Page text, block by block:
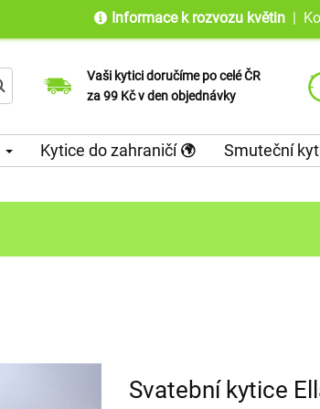
Informace k rozvozu květin |
Vaši kytici doručíme po celé ČR
za 99 Kč v den objednávky
Jsme tu pro Vás od objednání až po
doručení květin
Doručujeme do 100 zemí světa již od
roku 2010
Kytice do zahraničí Smuteční
Svatební kytice